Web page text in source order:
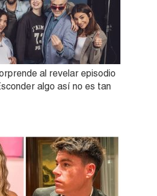
al revelar episodio
algo así no es tan